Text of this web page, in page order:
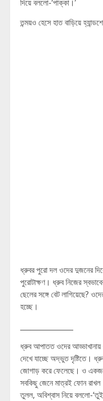
দিয়ে বললো-‘পাক্কা।’
তন্ময়ও হেসে হাত বাড়িয়ে
ধ্রুবর পুরো দল ওদের দুজনের
পুরোটাক্ষণ। ধ্রুব নিজের
ছেলের সঙ্গে বেট লাগিয়েছে?
হচ্ছে।
ধ্রুব আপাতত ওদের আড্ডাখানায়
দেখে যাচ্ছে অদ্ভুত দৃষ্টিতে।
জোগাড় করে ফেলেছে। ও
সবকিছু জেনে মাত্রই ফোন
তুলল, অবিশ্বাস নিয়ে বললো-‘তুই